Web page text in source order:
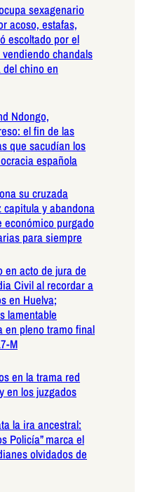
sexagenario
acoso, estafas,
escoltado por el
chandals
chino en
Ndongo,
el fin de las
que sacudían los
española
su cruzada
y abandona
económico purgado
para siempre
en acto de jura de
Civil al recordar a
en Huelva;
lamentable
en pleno tramo final
M
en la trama red
en los juzgados
la ira ancestral:
Policía” marca el
olvidados de